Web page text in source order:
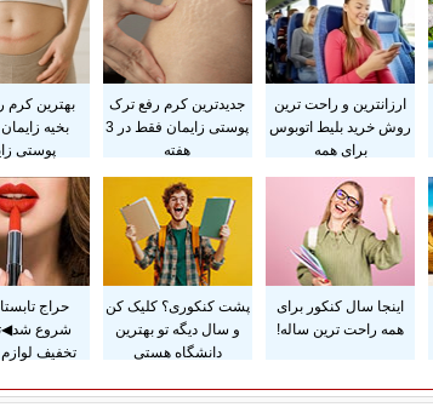
ارزانترین و راحت ترین
روش خرید بلیط اتوبوس
برای همه
جدیدترین کرم رفع ترک
پوستی زایمان فقط در 3
هفته
بهترین کرم
بخیه
پوستی
اینجا سال کنکور برای
همه راحت ترین ساله!
پشت کنکوری؟ کلیک کن
و سال دیگه تو بهترین
دانشگاه هستی
حراج
تخفیف